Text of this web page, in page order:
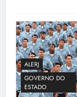
ALERJ
GOVERNO DO
ESTADO